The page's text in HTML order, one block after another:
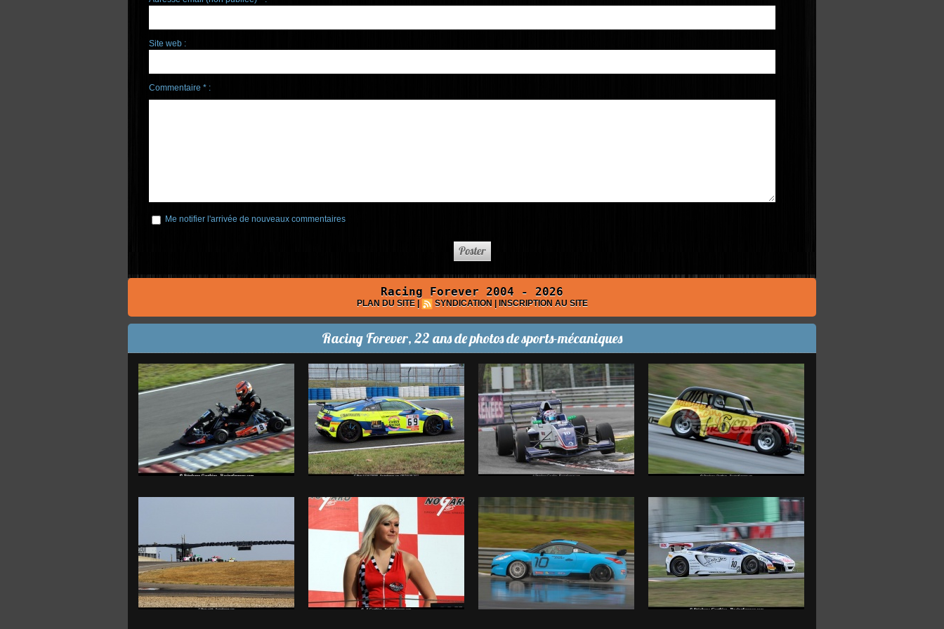
Site web :
Commentaire * :
Me notifier l'arrivée de nouveaux commentaires
Racing Forever 2004 - 2026
PLAN DU SITE | SYNDICATION | INSCRIPTION AU SITE
Racing Forever, 22 ans de photos de sports-mécaniques